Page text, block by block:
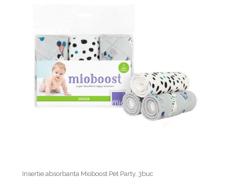
Insertie absorbanta Mioboost Pet Party, 3buc